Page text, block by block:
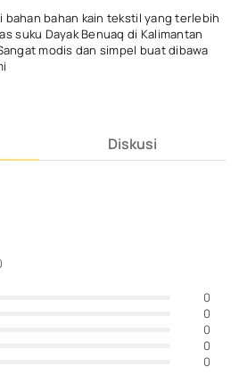
bahan bahan kain tekstil yang terlebih
suku Dayak Benuaq di Kalimantan
modis dan simpel buat dibawa
Diskusi
0
0
0
0
0